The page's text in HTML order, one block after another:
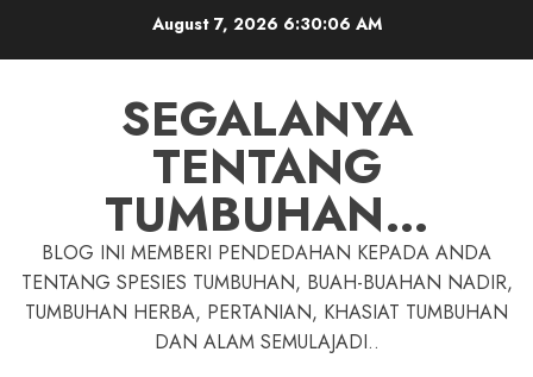
August 7, 2026 6:30:06 AM
SEGALANYA
TENTANG
TUMBUHAN…
BLOG INI MEMBERI PENDEDAHAN KEPADA ANDA
TENTANG SPESIES TUMBUHAN, BUAH-BUAHAN NADIR,
TUMBUHAN HERBA, PERTANIAN, KHASIAT TUMBUHAN
DAN ALAM SEMULAJADI..